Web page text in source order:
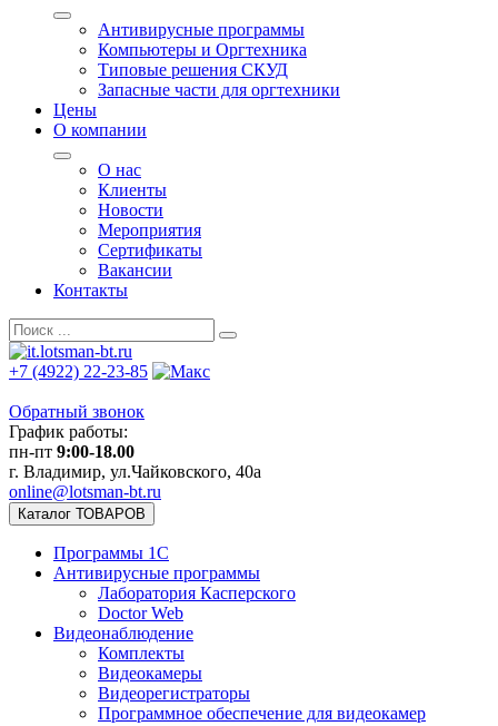
Антивирусные программы
Компьютеры и Оргтехника
Типовые решения СКУД
Запасные части для оргтехники
Цены
О компании
О нас
Клиенты
Новости
Мероприятия
Сертификаты
Вакансии
Контакты
+7 (4922) 22-23-85
Обратный звонок
График работы:
пн-пт 9:00-18.00
г. Владимир, ул.Чайковского, 40а
online@lotsman-bt.ru
Каталог ТОВАРОВ
Программы 1С
Антивирусные программы
Лаборатория Касперского
Doctor Web
Видеонаблюдение
Комплекты
Видеокамеры
Видеорегистраторы
Программное обеспечение для видеокамер